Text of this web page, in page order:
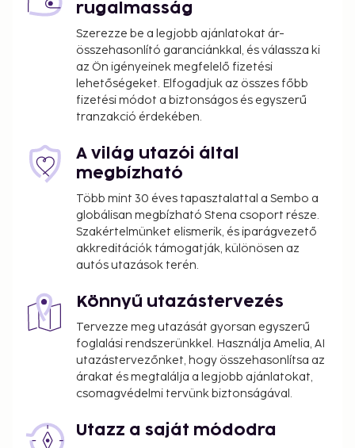
rugalmasság
Szerezze be a legjobb ajánlatokat ár-
összehasonlító garanciánkkal, és válassza ki
az Ön igényeinek megfelelő fizetési
lehetőségeket. Elfogadjuk az összes főbb
fizetési módot a biztonságos és egyszerű
tranzakció érdekében.
A világ utazói által
megbízható
Több mint 30 éves tapasztalattal a Sembo a
globálisan megbízható Stena csoport része.
Szakértelmünket elismerik, és iparágvezető
akkreditációk támogatják, különösen az
autós utazások terén.
Könnyű utazástervezés
Tervezze meg utazását gyorsan egyszerű
foglalási rendszerünkkel. Használja Amelia, AI
utazástervezőnket, hogy összehasonlítsa az
árakat és megtalálja a legjobb ajánlatokat,
csomagvédelmi tervünk biztonságával.
Utazz a saját módodra